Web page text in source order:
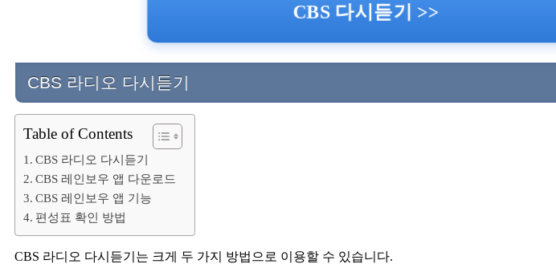
CBS 다시듣기 >>
CBS 라디오 다시듣기
Table of Contents
CBS 라디오 다시듣기
CBS 레인보우 앱 다운로드
CBS 레인보우 앱 기능
편성표 확인 방법
CBS 라디오 다시듣기는 크게 두 가지 방법으로 이용할 수 있습니다.